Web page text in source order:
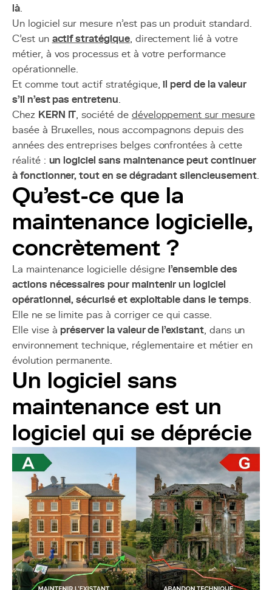
là.
Un logiciel sur mesure n’est pas un produit standard.
C’est un actif stratégique, directement lié à votre
métier, à vos processus et à votre performance
opérationnelle.
Et comme tout actif stratégique,il perd de la valeur
s’il n’est pas entretenu.
Chez KERN IT, société de développement sur mesure
basée à Bruxelles, nous accompagnons depuis des
années des entreprises belges confrontées à cette
réalité : un logiciel sans maintenance peut continuer
à fonctionner, tout en se dégradant silencieusement.
Qu’est-ce que la
maintenance logicielle,
concrètement ?
La maintenance logicielle désigne l’ensemble des
actions nécessaires pour maintenir un logiciel
opérationnel, sécurisé et exploitable dans le temps.
Elle ne se limite pas à corriger ce qui casse.
Elle vise à préserver la valeur de l’existant, dans un
environnement technique, réglementaire et métier en
évolution permanente.
Un logiciel sans
maintenance est un
logiciel qui se déprécie